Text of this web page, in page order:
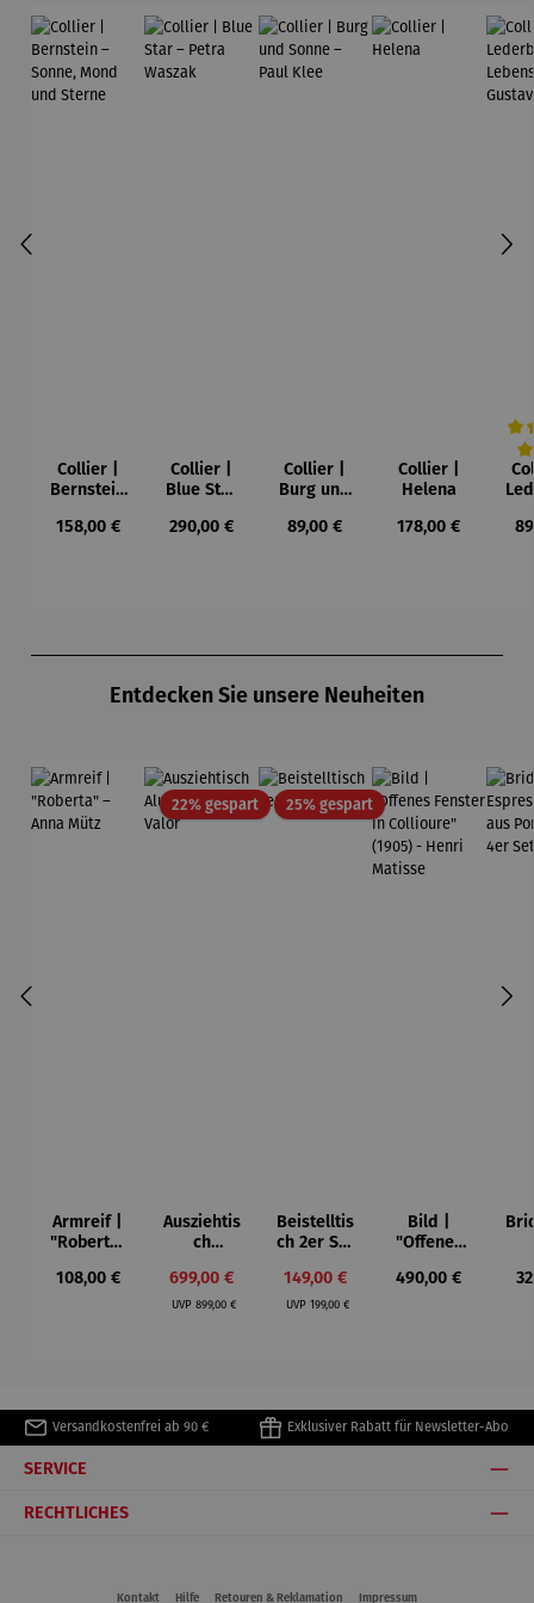
Collier |
Bernstein
Mond und
Regulärer Preis:
158,00 €
Collier |
Blue Star
Waszak
Regulärer Preis:
290,00 €
Collier |
Burg und
Paul Klee
Regulärer Preis:
89,00 €
Collier |
Helena
Regulärer Preis:
178,00 €
Entdecken Sie unsere Neuheiten
Armreif |
"Roberta"
Mütz
Regulärer Preis:
108,00 €
22% gespartRabatt
Ausziehtis
ch
– Valor
Verkaufspreis:
699,00 €
UVPRegulärer Preis:
899,00 €
25% gespartRabatt
Beistelltis
ch 2er Set
Verkaufspreis:
149,00 €
UVP Regulärer Preis:
199,00 €
Bild |
"Offenes
Collioure"
Regulärer Preis:
490,00 €
Versandkostenfrei ab 90 € Exklusiver Rabatt für Newsletter-Abo
SERVICE
RECHTLICHES
Kontakt Hilfe Retouren & Reklamation Impressum